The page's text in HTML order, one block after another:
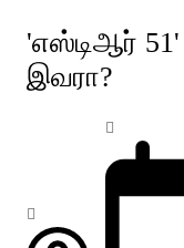
'எஸ்டிஆர்
இவரா?